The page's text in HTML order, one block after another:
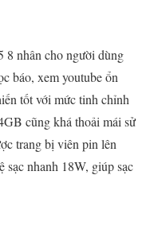
nhân cho người dùng
báo, xem youtube ổn
tốt với mức tinh chỉnh
cũng khá thoải mái sử
trang bị viên pin lên
nhanh 18W, giúp sạc